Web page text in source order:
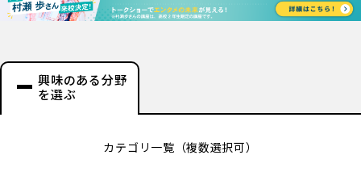
興味のある分野
を選ぶ
カテゴリ一覧（複数選択可）